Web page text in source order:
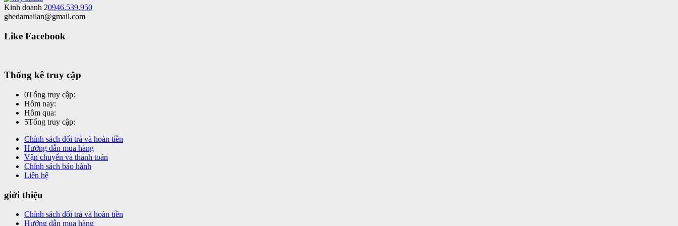
Kinh doanh 20946.539.950
ghedamailan@gmail.com
Like Facebook
Thống kê truy cập
0Tổng truy cập:
Hôm nay:
Hôm qua:
5Tổng truy cập:
Chính sách đổi trả và hoàn tiền
Hướng dẫn mua hàng
Vận chuyển và thanh toán
Chính sách bảo hành
Liên hệ
giới thiệu
Chính sách đổi trả và hoàn tiền
Hướng dẫn mua hàng